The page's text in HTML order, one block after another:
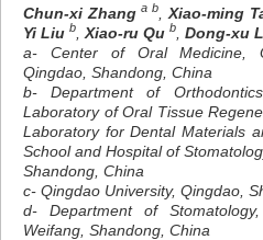
Chun-xi Zhang a b Xiao-ming
Yi Liu b Xiao-ru Qu b Dong-xu
a- Center of Oral Medicine,
Qingdao, Shandong, China
b- Department of
Laboratory of Oral Tissue
Laboratory for Dental Materials
School and Hospital of
Shandong, China
c- Qingdao University, Qingdao,
d- Department of
Weifang, Shandong, China